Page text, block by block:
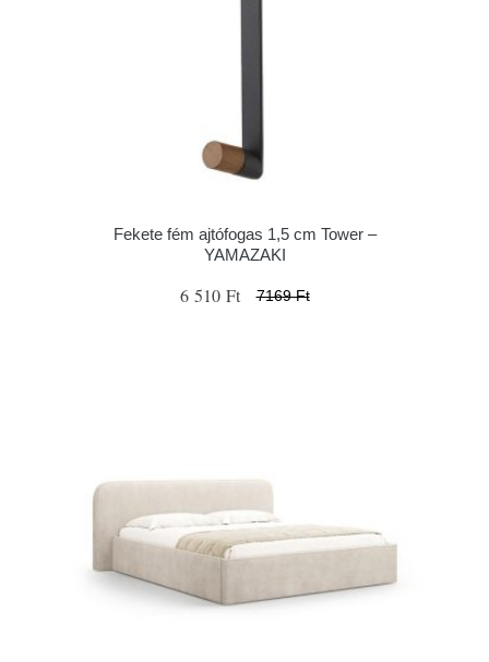
Fekete fém ajtófogas 1,5 cm Tower –
YAMAZAKI
6 510 Ft 7169 Ft